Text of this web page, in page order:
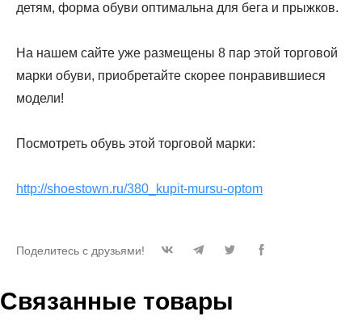
детям, форма обуви оптимальна для бега и прыжков.
На нашем сайте уже размещены 8 пар этой торговой
марки обуви, приобретайте скорее понравившиеся
модели!
Посмотреть обувь этой торговой марки:
http://shoestown.ru/380_kupit-mursu-optom
Поделитесь с друзьями!
Связанные товары